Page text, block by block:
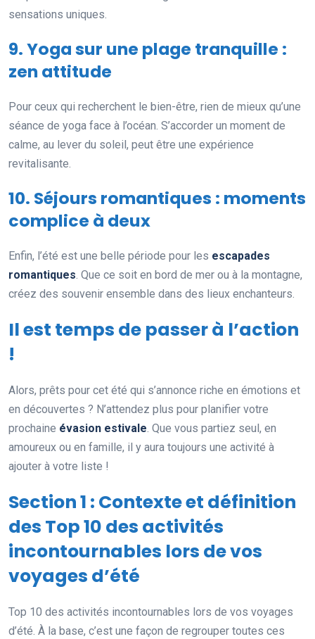
sensations uniques.
9. Yoga sur une plage tranquille :
zen attitude
Pour ceux qui recherchent le bien-être, rien de mieux qu’une
séance de yoga face à l’océan. S’accorder un moment de
calme, au lever du soleil, peut être une expérience
revitalisante.
10. Séjours romantiques : moments
complice à deux
Enfin, l’été est une belle période pour les escapades
romantiques. Que ce soit en bord de mer ou à la montagne,
créez des souvenir ensemble dans des lieux enchanteurs.
Il est temps de passer à l’action
!
Alors, prêts pour cet été qui s’annonce riche en émotions et
en découvertes ? N’attendez plus pour planifier votre
prochaine évasion estivale. Que vous partiez seul, en
amoureux ou en famille, il y aura toujours une activité à
ajouter à votre liste !
Section 1 : Contexte et définition
des Top 10 des activités
incontournables lors de vos
voyages d’été
Top 10 des activités incontournables lors de vos voyages
d’été. À la base, c’est une façon de regrouper toutes ces